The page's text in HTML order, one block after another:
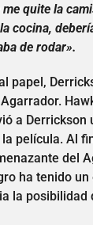
quite la
cocina,
de rodar».
papel,
a Derrickson
película. Al
del
ha tenido un
la posibilidad